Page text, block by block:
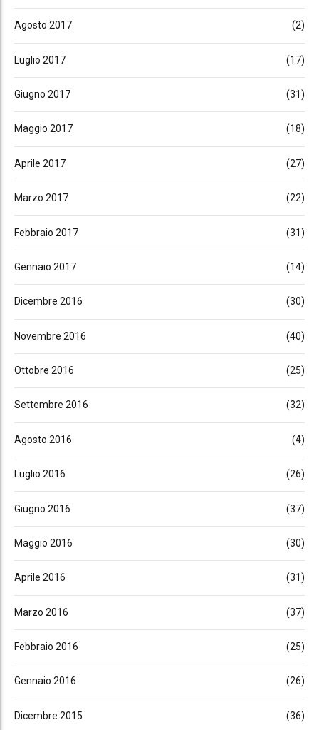
Agosto 2017 (2)
Luglio 2017 (17)
Giugno 2017 (31)
Maggio 2017 (18)
Aprile 2017 (27)
Marzo 2017 (22)
Febbraio 2017 (31)
Gennaio 2017 (14)
Dicembre 2016 (30)
Novembre 2016 (40)
Ottobre 2016 (25)
Settembre 2016 (32)
Agosto 2016 (4)
Luglio 2016 (26)
Giugno 2016 (37)
Maggio 2016 (30)
Aprile 2016 (31)
Marzo 2016 (37)
Febbraio 2016 (25)
Gennaio 2016 (26)
Dicembre 2015 (36)